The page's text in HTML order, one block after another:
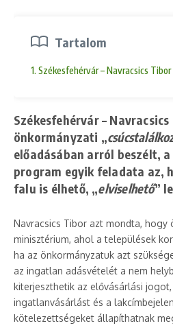
Tartalom
1. Székesfehérvár – Navracsics
Székesfehérvár –
önkormányzati „
előadásában arról beszélt,
program egyik feladata az,
falu is élhető, „elviselhető”
Navracsics Tibor azt mondta,
minisztérium, ahol a települések
ha az önkormányzatuk azt
az ingatlan adásvételét a nem
kiterjeszthetik az elővásárlási
ingatlanvásárlást és a
kötelezettségeket állapíthatnak